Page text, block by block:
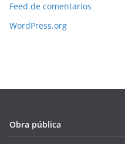
Feed de comentarios
WordPress.org
Obra pública